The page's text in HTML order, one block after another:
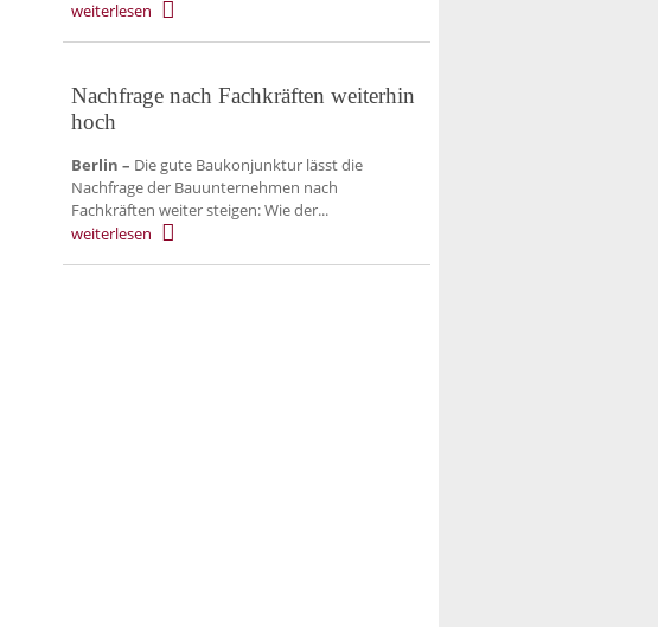
weiterlesen
Nachfrage nach Fachkräften weiterhin
hoch
Berlin – Die gute Baukonjunktur lässt die
Nachfrage der Bauunternehmen nach
Fachkräften weiter steigen: Wie der...
weiterlesen